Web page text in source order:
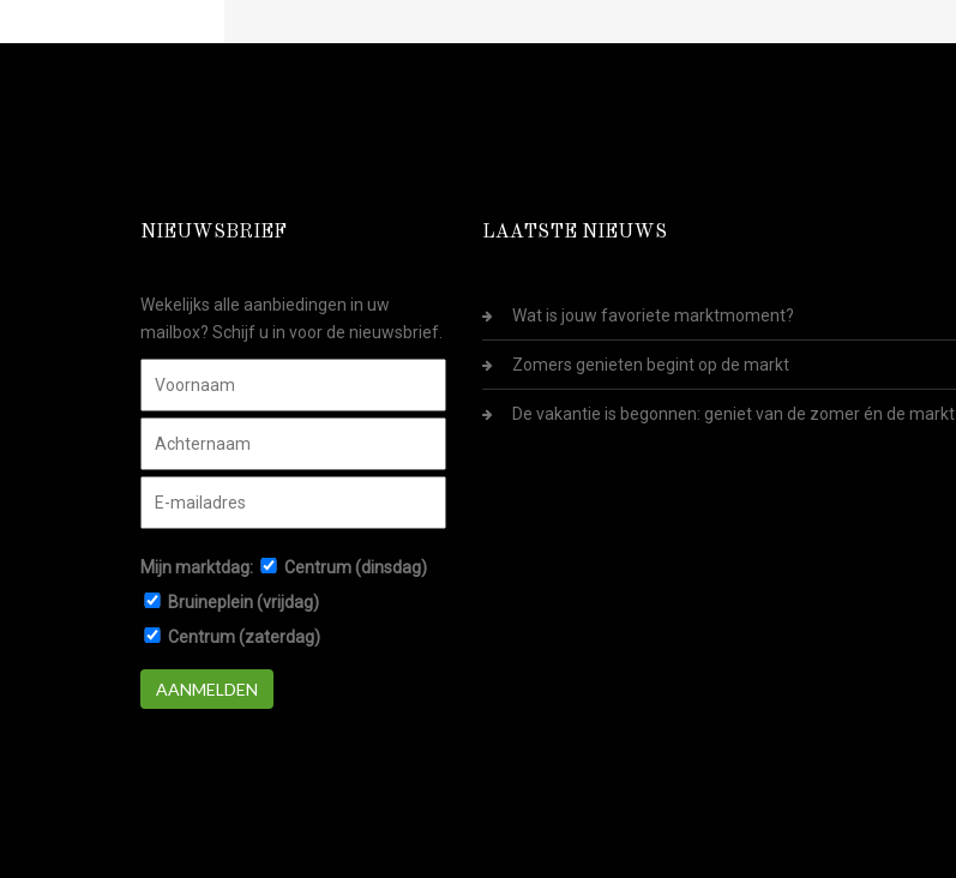
NIEUWSBRIEF
Wekelijks alle aanbiedingen in uw
mailbox? Schijf u in voor de nieuwsbrief.
Mijn marktdag:
Centrum (dinsdag)
Bruineplein (vrijdag)
Centrum (zaterdag)
AANMELDEN
LAATSTE NIEUWS
Wat is jouw favoriete marktmoment?
Zomers genieten begint op de markt
De vakantie is begonnen: geniet van de zomer én de markt